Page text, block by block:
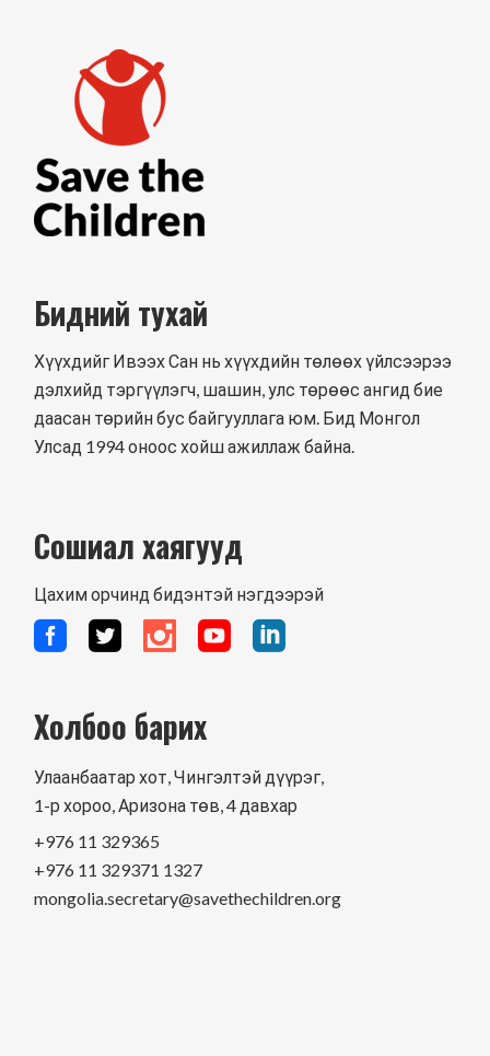
Бидний тухай
Хүүхдийг Ивээх Сан нь хүүхдийн төлөөх үйлсээрээ
дэлхийд тэргүүлэгч, шашин, улс төрөөс ангид бие
даасан төрийн бус байгууллага юм. Бид Монгол
Улсад 1994 оноос хойш ажиллаж байна.
Сошиал хаягууд
Цахим орчинд бидэнтэй нэгдээрэй
Холбоо барих
Улаанбаатар хот, Чингэлтэй дүүрэг,
1-р хороо, Аризона төв, 4 давхар
+976 11 329365
+976 11 329371 1327
mongolia.secretary@savethechildren.org